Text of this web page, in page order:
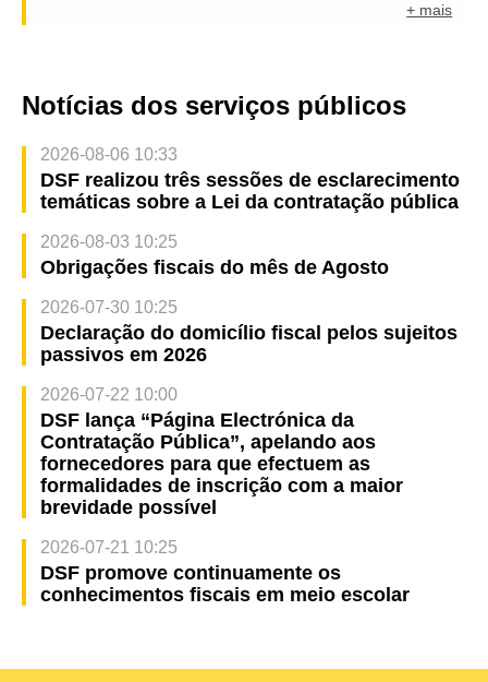
+ mais
Notícias dos serviços públicos
2026-08-06 10:33
DSF realizou três sessões de esclarecimento
temáticas sobre a Lei da contratação pública
2026-08-03 10:25
Obrigações fiscais do mês de Agosto
2026-07-30 10:25
Declaração do domicílio fiscal pelos sujeitos
passivos em 2026
2026-07-22 10:00
DSF lança “Página Electrónica da
Contratação Pública”, apelando aos
fornecedores para que efectuem as
formalidades de inscrição com a maior
brevidade possível
2026-07-21 10:25
DSF promove continuamente os
conhecimentos fiscais em meio escolar